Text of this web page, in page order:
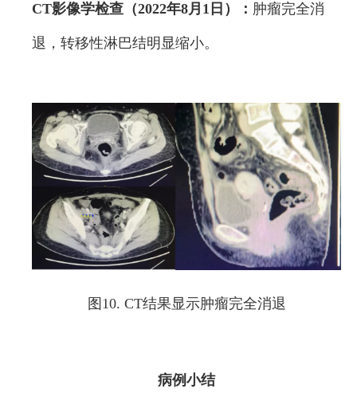
CT影像学检查（2022年8月1日）： 肿瘤完全消
退，转移性淋巴结明显缩小。
图10. CT结果显示肿瘤完全消退
病例小结